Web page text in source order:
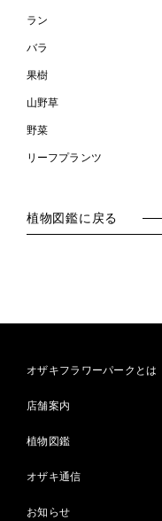
ラン
バラ
果樹
山野草
野菜
リーフプランツ
植物図鑑に戻る
オザキフラワーパークとは
店舗案内
植物図鑑
オザキ通信
お知らせ